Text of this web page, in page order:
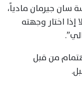
سان جيرمان مادياً،
إذا اختار وجهته
من قبل